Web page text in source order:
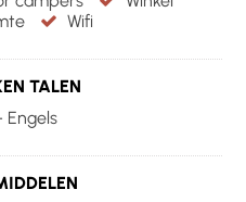
Wifi
TALEN
Engels